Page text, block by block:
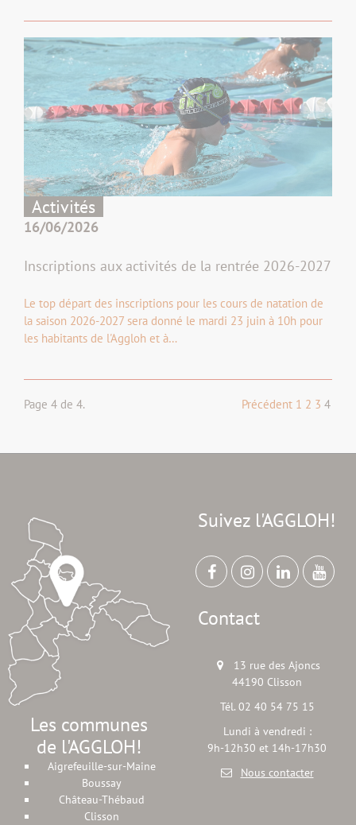
Activités
16/06/2026
Inscriptions aux activités de la rentrée 2026-2027
Le top départ des inscriptions pour les cours de natation de
la saison 2026-2027 sera donné le mardi 23 juin à 10h pour
les habitants de l'Aggloh et à…
Page 4 de 4. Précédent 1 2 3 4
Les communes
de l'AGGLOH!
Aigrefeuille-sur-Maine
Boussay
Château-Thébaud
Clisson
Suivez l'AGGLOH!
Contact
13 rue des Ajoncs
44190 Clisson
Tél. 02 40 54 75 15
Lundi à vendredi :
9h-12h30 et 14h-17h30
Nous contacter